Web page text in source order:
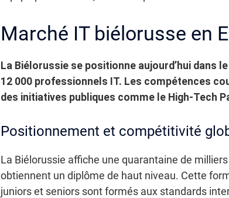
Marché IT biélorusse en
La Biélorussie se positionne aujourd’hui dans
12 000 professionnels IT. Les compétences
des initiatives publiques comme le High-Tech
Positionnement et compétitivité
La Biélorussie affiche une quarantaine de
obtiennent un diplôme de haut niveau. Cette
juniors et seniors sont formés aux standards